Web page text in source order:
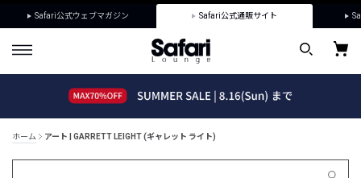
Safari公式ウェブマガジン Safari公式通販サイト
ホーム アート | GARRETT LEIGHT (ギャレット ライト)